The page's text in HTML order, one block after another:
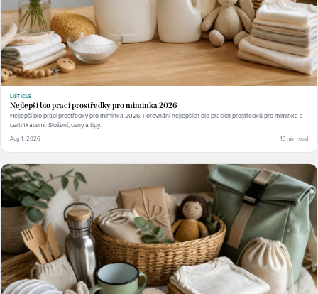
LISTICLE
Nejlepší bio prací prostředky pro miminka 2026
Nejlepší bio prací prostředky pro miminka 2026: Porovnání nejlepších bio pracích prostředků pro miminka s
certifikacemi. Složení, ceny a tipy.
Aug 1, 2026 13 min read